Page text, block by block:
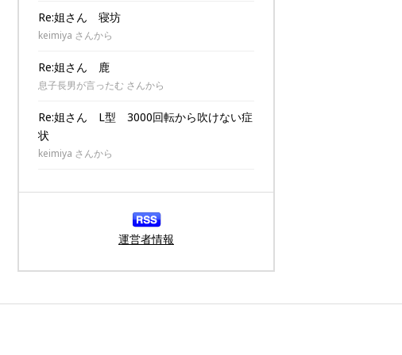
Re:姐さん 寝坊
keimiya さんから
Re:姐さん 鹿
息子長男が言ったむ さんから
Re:姐さん L型 3000回転から吹けない症
状
keimiya さんから
運営者情報